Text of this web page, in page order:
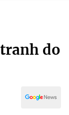
do